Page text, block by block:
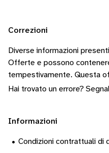
Correzioni
Diverse informazioni
Offerte e possono
tempestivamente. Questa
Hai trovato un errore?
Informazioni
• Condizioni contrattuali di